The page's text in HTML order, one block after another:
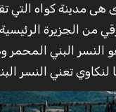
هى مدينة كواه التي
من الجزيرة
النسر البني المحمر
تعني النسر